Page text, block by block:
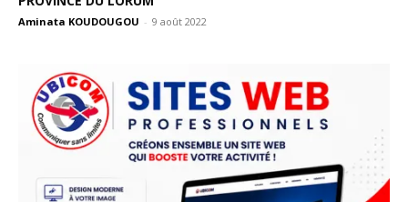
Aminata KOUDOUGOU - 9 août 2022